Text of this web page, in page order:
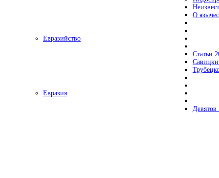
О
Евразийство
Статьи
Евразия